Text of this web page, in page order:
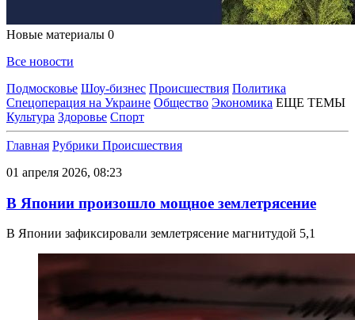
Новые материалы 0
Все новости
Подмосковье Шоу-бизнес Происшествия Политика
Спецоперация на Украине Общество Экономика ЕЩЕ ТЕМЫ
Культура Здоровье Спорт
Главная Рубрики Происшествия
01 апреля 2026, 08:23
В Японии произошло мощное землетрясение
В Японии зафиксировали землетрясение магнитудой 5,1